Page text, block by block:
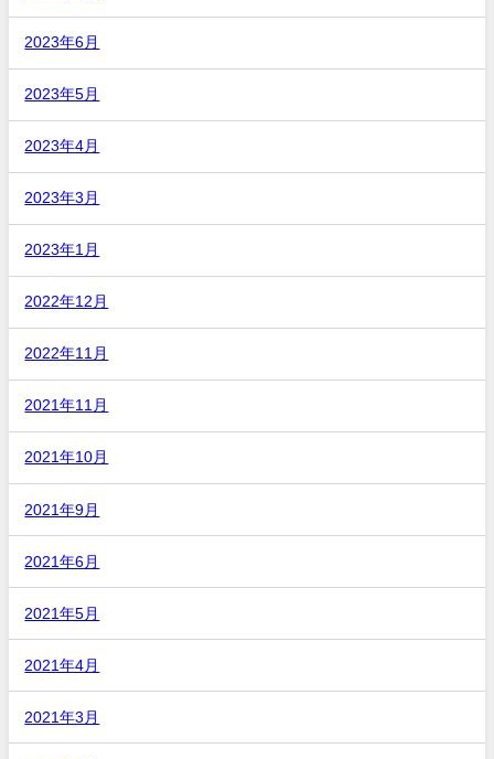
2023年6月
2023年5月
2023年4月
2023年3月
2023年1月
2022年12月
2022年11月
2021年11月
2021年10月
2021年9月
2021年6月
2021年5月
2021年4月
2021年3月